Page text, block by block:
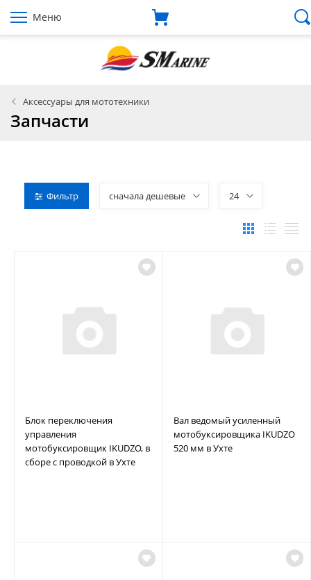
Меню
Аксессуары для мототехники
Запчасти
Фильтр сначала дешевые 24
Блок переключения
управления
мотобуксировщик IKUDZO, в
сборе с проводкой в Ухте
Вал ведомый усиленный
мотобуксировщика IKUDZO
520 мм в Ухте